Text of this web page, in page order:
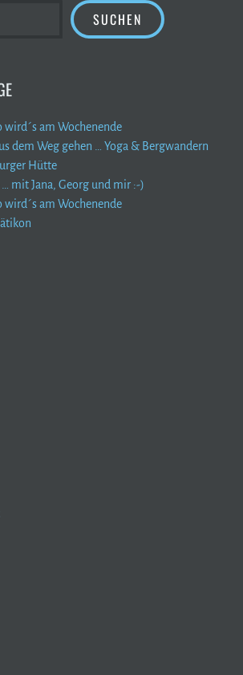
SUCHEN
wird´s am Wochenende
dem Weg gehen … Yoga & Bergwandern
Hütte
mit Jana, Georg und mir :-)
wird´s am Wochenende